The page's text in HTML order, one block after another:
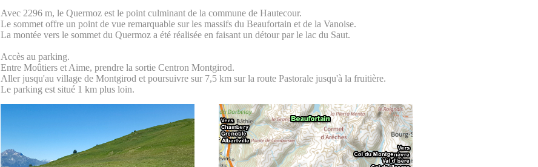
Avec 2296 m, le Quermoz est le point culminant de la commune de Hautecour.
Le sommet offre un point de vue remarquable sur les massifs du Beaufortain et de la Vanoise.
La montée vers le sommet du Quermoz a été réalisée en faisant un détour par le lac du Saut.
Accès au parking.
Entre Moûtiers et Aime, prendre la sortie Centron Montgirod.
Aller jusqu'au village de Montgirod et poursuivre sur 7,5 km sur la route Pastorale jusqu'à la fruitière.
Le parking est situé 1 km plus loin.